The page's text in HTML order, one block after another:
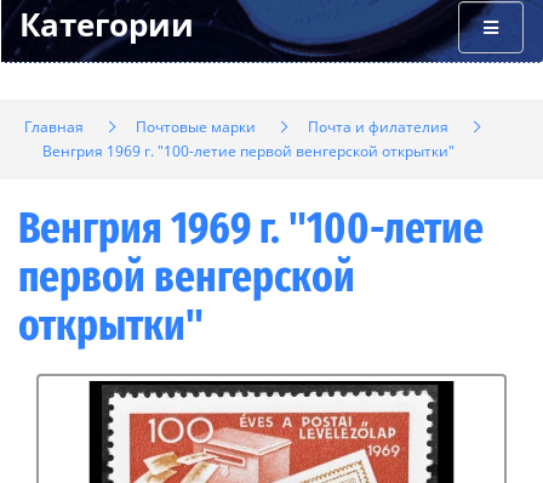
Категории
Главная Почтовые марки
Почта и филателия
Венгрия 1969 г. "100-летие первой венгерской открытки"
Венгрия 1969 г. "100-летие
первой венгерской
открытки"